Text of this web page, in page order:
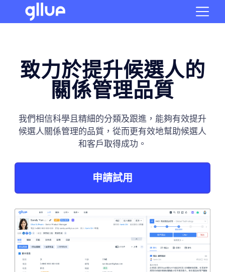
致力於提升候選人的
關係管理品質
我們相信科學且精細的分類及跟進，能夠有效提升
候選人關係管理的品質，從而更有效地幫助候選人
和客戶取得成功。
申請試用